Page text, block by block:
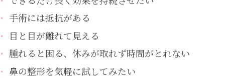
手術には抵抗がある
目と目が離れて見える
腫れると困る、休みが取れず時間がとれない
鼻の整形を気軽に試してみたい